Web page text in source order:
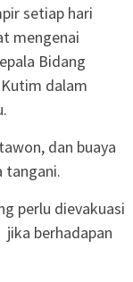
setiap hari
mengenai
Bidang
dalam
dan buaya
tangani.
perlu dievakuasi
berhadapan